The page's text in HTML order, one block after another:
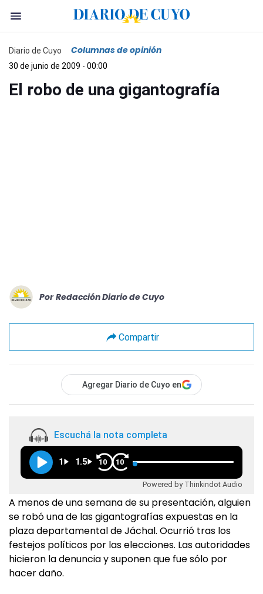
Diario de Cuyo Columnas de opinión
30 de junio de 2009 - 00:00
El robo de una gigantografía
Por Redacción Diario de Cuyo
Compartir
Agregar Diario de Cuyo en
Escuchá la nota completa
1 1.5 10 10
Powered by Thinkindot Audio
A menos de una semana de su presentación, alguien
se robó una de las gigantografías expuestas en la
plaza departamental de Jáchal. Ocurrió tras los
festejos políticos por las elecciones. Las autoridades
hicieron la denuncia y suponen que fue sólo por
hacer daño.